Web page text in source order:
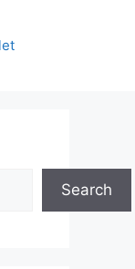
Search